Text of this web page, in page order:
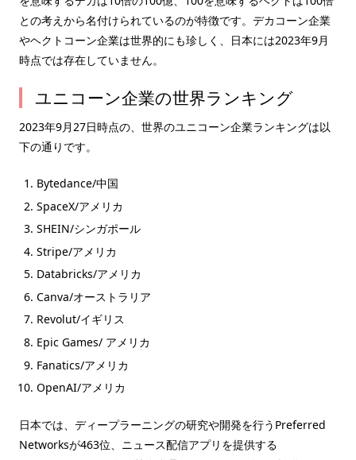
との考えから名付けられているのが特徴です。デカコーン企業
やヘクトコーン企業は世界的にも珍しく、日本には2023年9月
時点では存在していません。
ユニコーン企業の世界ランキング
2023年9月27日時点の、世界のユニコーン企業ランキングは以
下の通りです。
Bytedance/中国
SpaceX/アメリカ
SHEIN/シンガポール
Stripe/アメリカ
Databricks/アメリカ
Canva/オーストラリア
Revolut/イギリス
Epic Games/ アメリカ
Fanatics/アメリカ
OpenAI/アメリカ
日本では、ディープラーニングの研究や開発を行うPreferred
Networksが463位、ニュース配信アプリを提供する